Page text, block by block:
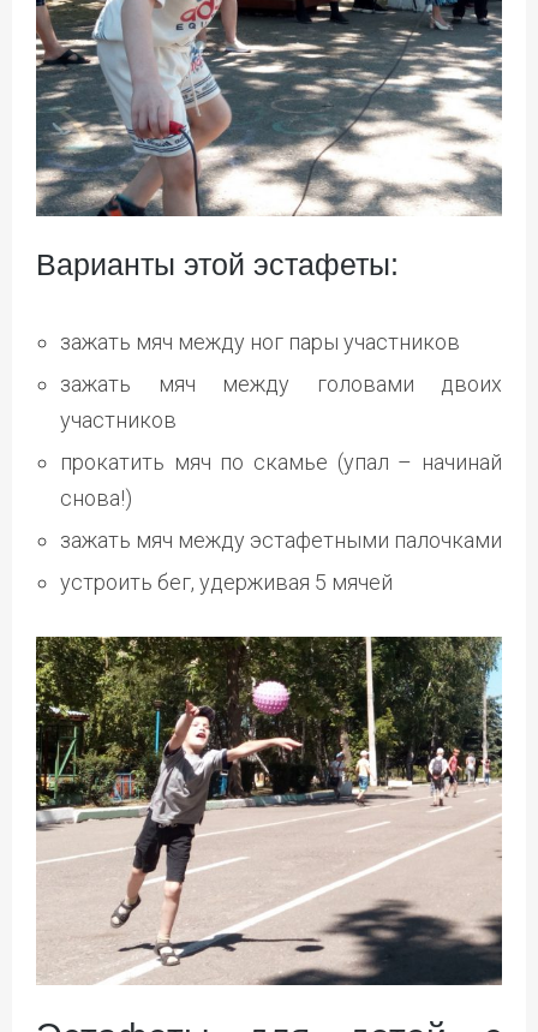
Варианты этой эстафеты:
зажать мяч между ног пары участников
зажать мяч между головами двоих
участников
прокатить мяч по скамье (упал – начинай
снова!)
зажать мяч между эстафетными палочками
устроить бег, удерживая 5 мячей